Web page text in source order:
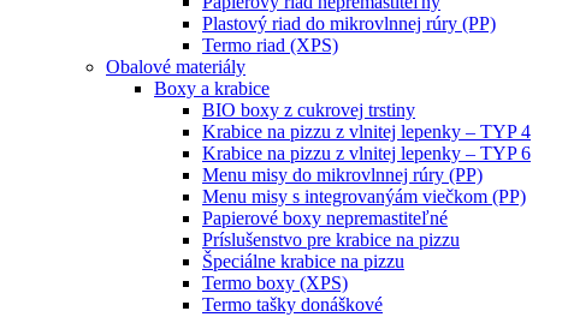
Plastový riad do mikrovlnnej rúry (PP)
Termo riad (XPS)
Obalové materiály
Boxy a krabice
BIO boxy z cukrovej trstiny
Krabice na pizzu z vlnitej lepenky – TYP 4
Krabice na pizzu z vlnitej lepenky – TYP 6
Menu misy do mikrovlnnej rúry (PP)
Menu misy s integrovanýám viečkom (PP)
Papierové boxy nepremastiteľné
Príslušenstvo pre krabice na pizzu
Špeciálne krabice na pizzu
Termo boxy (XPS)
Termo tašky donáškové